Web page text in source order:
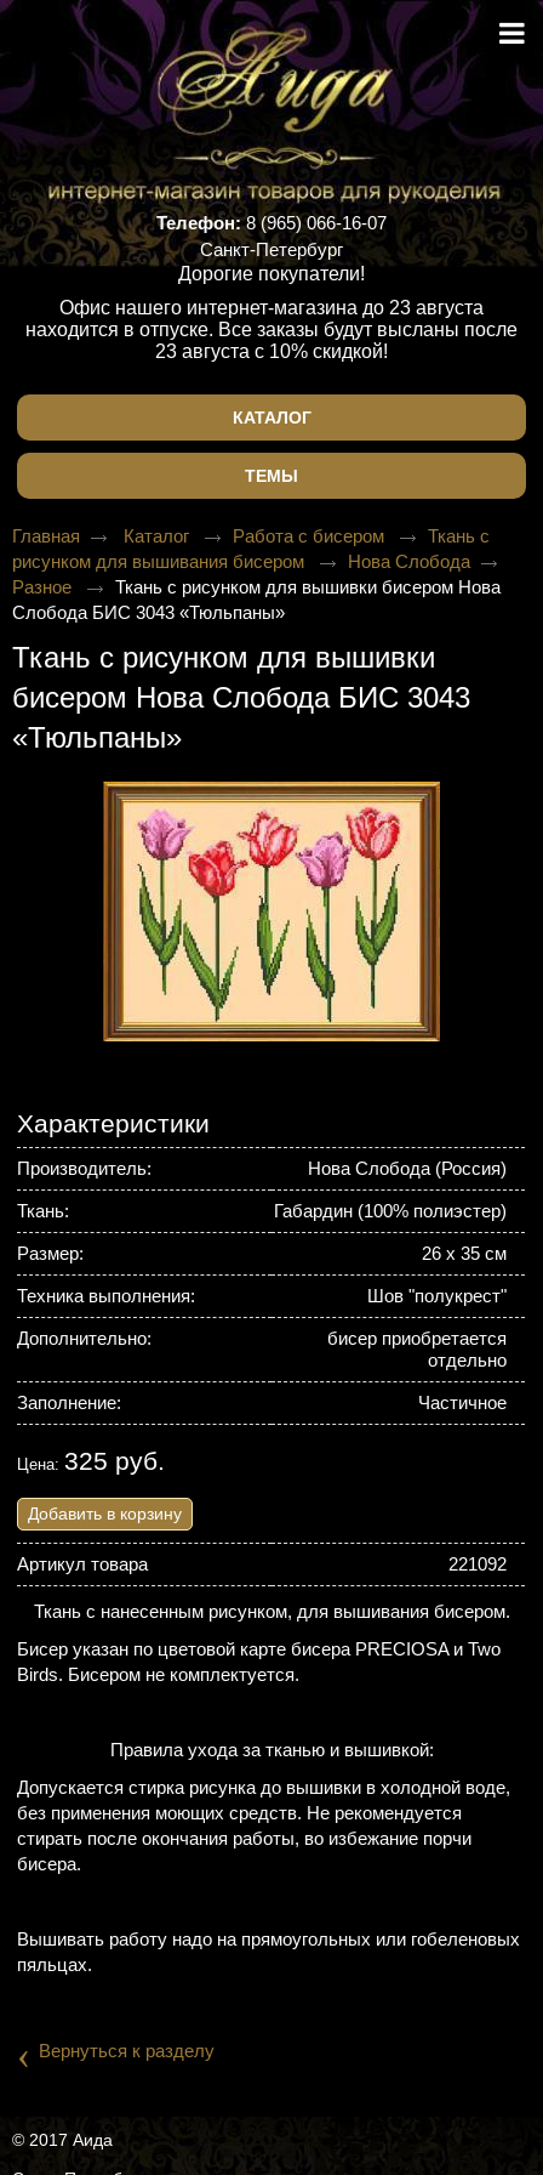
Телефон:8 (965) 066-16-07
Санкт-Петербург
Дорогие покупатели!
Офис нашего интернет-магазина до 23 августа
находится в отпуске. Все заказы будут высланы после
23 августа с 10% скидкой!
КАТАЛОГ
ТЕМЫ
Главная Каталог Работа с бисером
Ткань с
рисунком для вышивания бисером
Нова Слобода
Разное
Ткань с рисунком для вышивки бисером Нова
Слобода БИС 3043 «Тюльпаны»
Ткань с рисунком для вышивки
бисером Нова Слобода БИС 3043
«Тюльпаны»
Характеристики
Производитель: Нова Слобода (Россия)
Ткань: Габардин (100% полиэстер)
Размер: 26 х 35 см
Техника выполнения: Шов "полукрест"
Дополнительно:
бисер приобретается
отдельно
Заполнение: Частичное
Цена:325 руб.
Добавить в корзину
Артикул товара 221092
Ткань с нанесенным рисунком, для вышивания бисером.
Бисер указан по цветовой карте бисера PRECIOSA и Two
Birds. Бисером не комплектуется.
Правила ухода за тканью и вышивкой:
Допускается стирка рисунка до вышивки в холодной воде,
без применения моющих средств. Не рекомендуется
стирать после окончания работы, во избежание порчи
бисера.
Вышивать работу надо на прямоугольных или гобеленовых
пяльцах.
‹ Вернуться к разделу
© 2017 Аида